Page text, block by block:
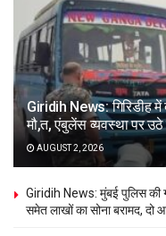
Giridih News: गिरिडीह
मौ,त, एंबुलेंस व्यवस्था पर
AUGUST 2, 2026
Giridih News: मुंबई पुलिस की
समेत लाखों का सोना बरामद, दो